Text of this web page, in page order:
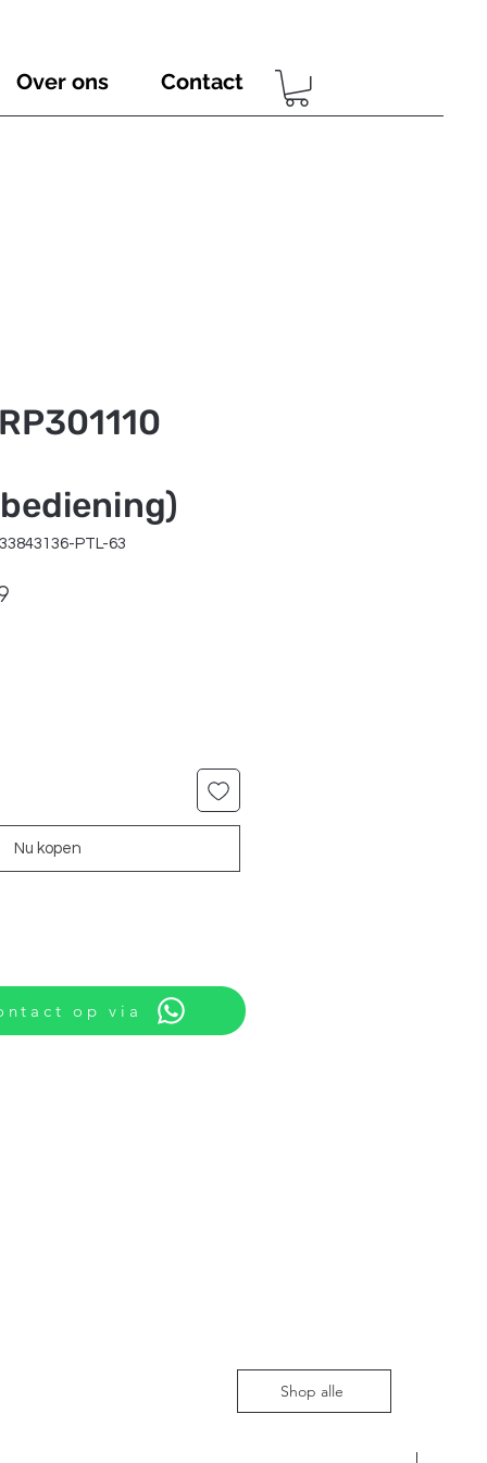
Over ons Contact
PTL-63
Nu kopen
op via
Shop alle